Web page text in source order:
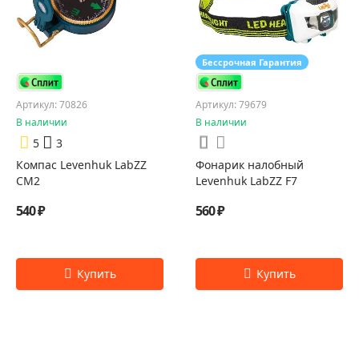
Артикул: 70826
В наличии
5
3
Компас Levenhuk LabZZ
CM2
540 ₽
Бессрочная Гарантия
Артикул: 79679
В наличии
Фонарик налобный
Levenhuk LabZZ F7
560 ₽